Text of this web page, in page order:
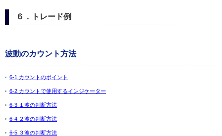
６．トレード例
波動のカウント方法
6-1 カウントのポイント
6-2 カウントで使用するインジケーター
6-3 １波の判断方法
6-4 ２波の判断方法
6-5 ３波の判断方法